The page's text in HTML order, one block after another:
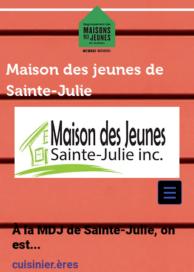
Maison des jeunes de
Sainte-Julie
À la MDJ de Sainte-Julie, on
est...
cuisinier.ères